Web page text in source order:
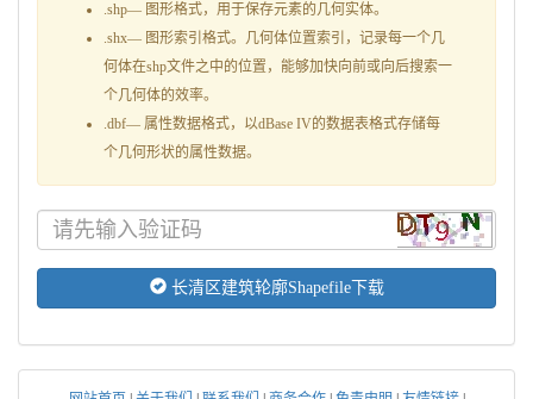
.shp— 图形格式，用于保存元素的几何实体。
.shx— 图形索引格式。几何体位置索引，记录每一个几
何体在shp文件之中的位置，能够加快向前或向后搜索一
个几何体的效率。
.dbf— 属性数据格式，以dBase IV的数据表格式存储每
个几何形状的属性数据。
长清区建筑轮廓Shapefile下载